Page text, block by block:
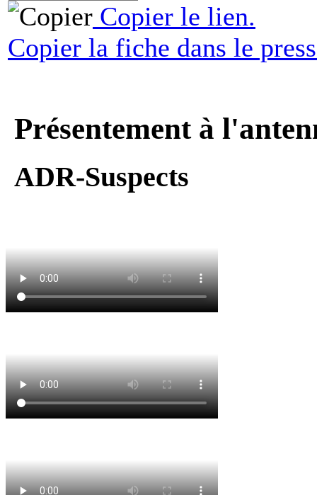
Copier le lien.
Copier la fiche dans le
Présentement à
ADR-Suspects